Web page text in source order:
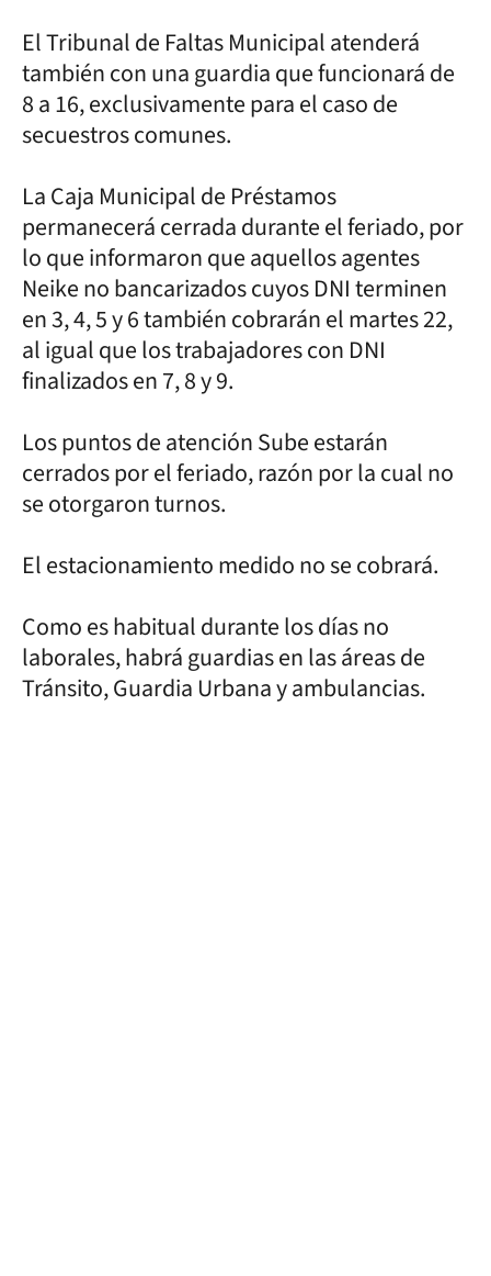
El Tribunal de Faltas Municipal atenderá
también con una guardia que funcionará de
8 a 16, exclusivamente para el caso de
secuestros comunes.
La Caja Municipal de Préstamos
permanecerá cerrada durante el feriado, por
lo que informaron que aquellos agentes
Neike no bancarizados cuyos DNI terminen
en 3, 4, 5 y 6 también cobrarán el martes 22,
al igual que los trabajadores con DNI
finalizados en 7, 8 y 9.
Los puntos de atención Sube estarán
cerrados por el feriado, razón por la cual no
se otorgaron turnos.
El estacionamiento medido no se cobrará.
Como es habitual durante los días no
laborales, habrá guardias en las áreas de
Tránsito, Guardia Urbana y ambulancias.